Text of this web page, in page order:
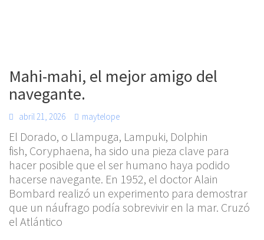
Mahi-mahi, el mejor amigo del
navegante.
abril 21, 2026 maytelope
El Dorado, o Llampuga, Lampuki, Dolphin
fish, Coryphaena, ha sido una pieza clave para
hacer posible que el ser humano haya podido
hacerse navegante. En 1952, el doctor Alain
Bombard realizó un experimento para demostrar
que un náufrago podía sobrevivir en la mar. Cruzó
el Atlántico